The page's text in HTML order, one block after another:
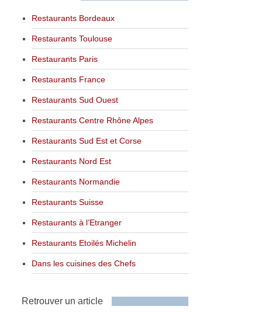
Restaurants Bordeaux
Restaurants Toulouse
Restaurants Paris
Restaurants France
Restaurants Sud Ouest
Restaurants Centre Rhône Alpes
Restaurants Sud Est et Corse
Restaurants Nord Est
Restaurants Normandie
Restaurants Suisse
Restaurants à l’Etranger
Restaurants Etoilés Michelin
Dans les cuisines des Chefs
Retrouver un article